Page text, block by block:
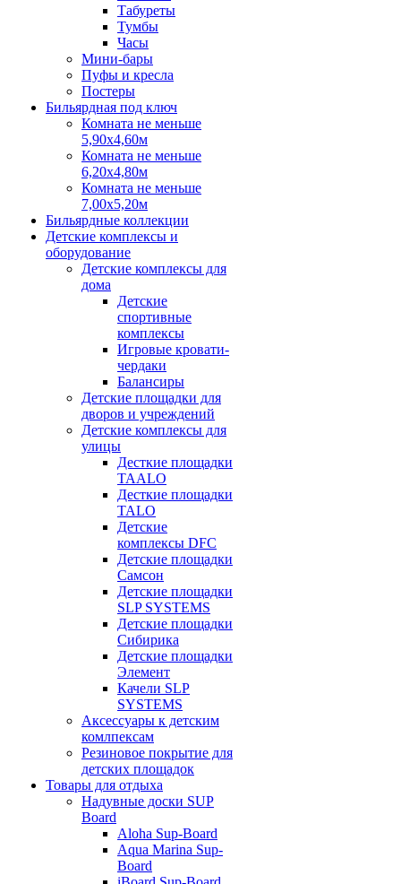
Табуреты
Тумбы
Часы
Мини-бары
Пуфы и кресла
Постеры
Бильярдная под ключ
Комната не меньше
5,90х4,60м
Комната не меньше
6,20х4,80м
Комната не меньше
7,00х5,20м
Бильярдные коллекции
Детские комплексы и
оборудование
Детские комплексы для
дома
Детские
спортивные
комплексы
Игровые кровати-
чердаки
Балансиры
Детские площадки для
дворов и учреждений
Детские комплексы для
улицы
Десткие площадки
TAALO
Десткие площадки
TALO
Детские
комплексы DFC
Детские площадки
Самсон
Детские площадки
SLP SYSTEMS
Детские площадки
Сибирика
Детские площадки
Элемент
Качели SLP
SYSTEMS
Аксессуары к детским
комлпексам
Резиновое покрытие для
детских площадок
Товары для отдыха
Надувные доски SUP
Board
Aloha Sup-Board
Aqua Marina Sup-
Board